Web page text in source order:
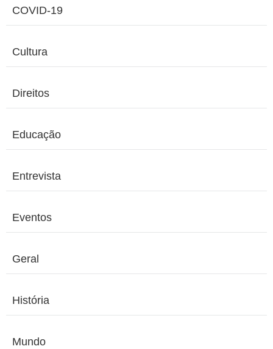
COVID-19
Cultura
Direitos
Educação
Entrevista
Eventos
Geral
História
Mundo